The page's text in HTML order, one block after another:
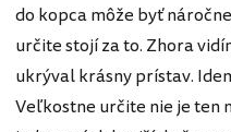
do kopca môže byť
určite stojí za to. Zhora
ukrýval krásny prístav.
Veľkostne určite nie je ten